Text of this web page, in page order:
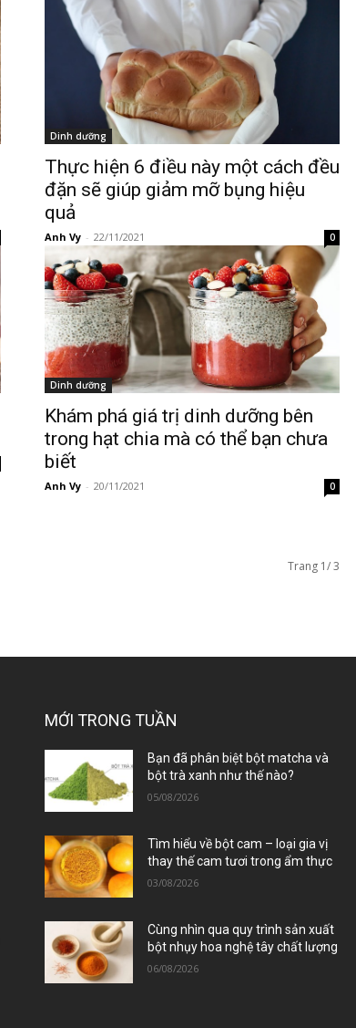
Dinh dưỡng
Thực hiện 6 điều này một cách đều
đặn sẽ giúp giảm mỡ bụng hiệu
quả
Anh Vy - 22/11/2021 0
Dinh dưỡng
Khám phá giá trị dinh dưỡng bên
trong hạt chia mà có thể bạn chưa
biết
Anh Vy - 20/11/2021 0
Trang 1/ 3
MỚI TRONG TUẦN
Bạn đã phân biệt bột matcha và
bột trà xanh như thế nào?
05/08/2026
Tìm hiểu về bột cam – loại gia vị
thay thế cam tươi trong ẩm thực
03/08/2026
Cùng nhìn qua quy trình sản xuất
bột nhụy hoa nghệ tây chất lượng
06/08/2026